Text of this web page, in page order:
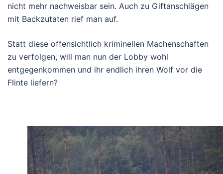
nicht mehr nachweisbar sein. Auch zu Giftanschlägen
mit Backzutaten rief man auf.
Statt diese offensichtlich kriminellen Machenschaften
zu verfolgen, will man nun der Lobby wohl
entgegenkommen und ihr endlich ihren Wolf vor die
Flinte liefern?